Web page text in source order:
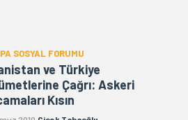
SOSYAL FORUMU
ve Türkiye
Çağrı: Askeri
Kısın